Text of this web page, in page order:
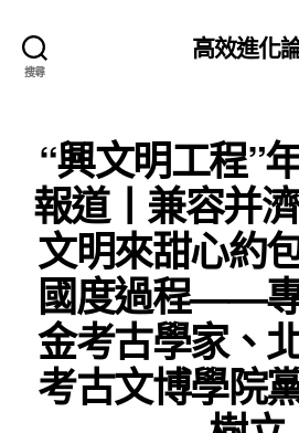
搜尋
高效進化
“興文明工程”
報道丨兼容并
文明來甜心約
國度過程——
金考古學家、
考古文博學院